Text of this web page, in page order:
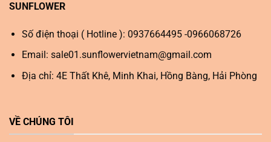
SUNFLOWER
Số điện thoại ( Hotline ): 0937664495 -0966068726
Email: sale01.sunflowervietnam@gmail.com
Địa chỉ: 4E Thất Khê, Minh Khai, Hồng Bàng, Hải Phòng
VỀ CHÚNG TÔI